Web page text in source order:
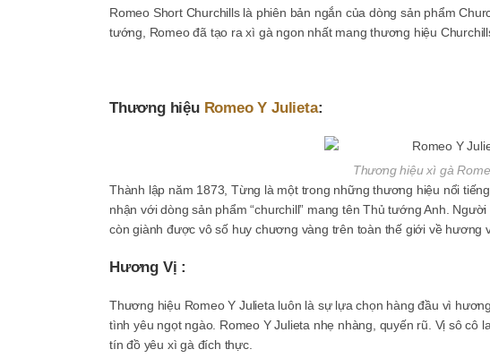
Romeo Short Churchills là phiên bản ngắn của dòng sản phẩm
tướng, Romeo đã tạo ra xì gà ngon nhất mang thương hiệu
Thương hiệu Romeo Y Julieta:
Thương hiệu xì gà
Thành lập năm 1873, Từng là một trong những thương hiệu nổi
nhận với dòng sản phẩm “churchill” mang tên Thủ tướng Anh.
còn giành được vô số huy chương vàng trên toàn thế giới về hương
Hương Vị :
Thương hiệu Romeo Y Julieta luôn là sự lựa chọn hàng đầu vì
tình yêu ngọt ngào. Romeo Y Julieta nhẹ nhàng, quyến rũ. Vị sô cô
tín đồ yêu xì gà đích thực.